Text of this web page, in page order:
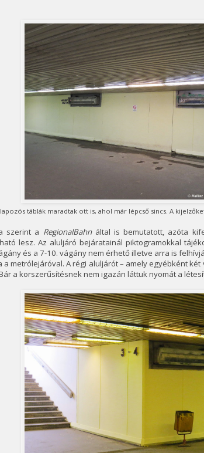
táblák maradtak ott is, ahol már lépcső sincs. A
szerint a RegionalBahnáltal is bemutatott, azóta
lesz. Az aluljáró bejáratainál piktogramokkal
és a 7-10. vágány nem érhető illetve arra is
a metrólejáróval. A régi aluljárót – amely egyébként
a korszerűsítésnek nem igazán láttuk nyomát a